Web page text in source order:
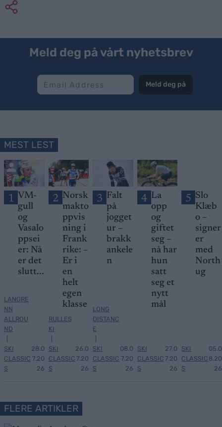
Meld deg på vårt nyhetsbrev
Meld deg på
MEST LEST
1 VM-
gull
og
Vasalo
ppsei
er: Nå
er det
slutt...
LANGRE
NN
ALLROU
ND
SKI
CLASSIC
S
28.0
7.20
26
2 Norsk
makto
ppvis
ning i
Frank
rike: –
Er i
en
helt
egen
klasse
RULLES
KI
SKI
CLASSIC
S
26.0
7.20
26
3 Falt
på
jogget
ur –
brakk
ankele
n
LONG
DISTANC
E
SKI
CLASSIC
S
08.0
7.20
26
4 La
opp
og
giftet
seg –
nå har
hun
satt
seg et
nytt
mål
SKI
CLASSIC
S
27.0
7.20
26
5 Slo
Klæb
o –
signer
er
med
North
ug
SKI
CLASSIC
S
05.0
8.20
26
FLERE ARTIKLER